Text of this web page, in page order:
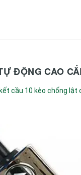
ĐỘNG CAO
cầu 10 kèo chống